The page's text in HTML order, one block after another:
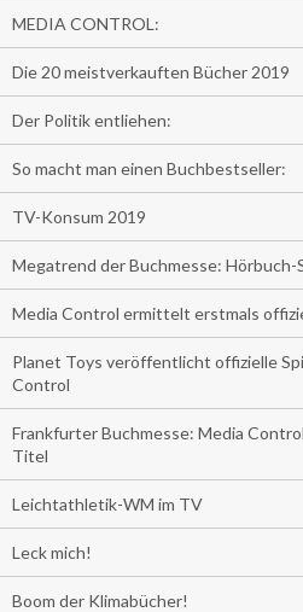
MEDIA CONTROL:
Die 20 meistverkauften Bücher 2019
Der Politik entliehen:
So macht man einen Buchbestseller:
TV-Konsum 2019
Megatrend der Buchmesse: Hörbuch-
Media Control ermittelt erstmals
Planet Toys veröffentlicht offizielle
Control
Frankfurter Buchmesse: Media
Titel
Leichtathletik-WM im TV
Leck mich!
Boom der Klimabücher!